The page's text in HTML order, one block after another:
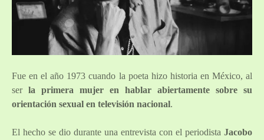
Fue en el año 1973 cuando la poeta hizo historia en México, al
ser la primera mujer en hablar abiertamente sobre su
orientación sexual en televisión nacional.
El hecho se dio durante una entrevista con el periodista Jacobo